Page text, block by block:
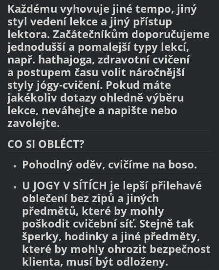
Každému vyhovuje jiné tempo, jiný
styl vedení lekce a jiný přístup
lektora. Začátečníkům doporučujeme
jednodušší a pomalejší typy lekcí,
např. hathajoga, zdravotní cvičení
a postupem času volit náročnější
styly jógy-cvičení. Pokud máte
jakékoliv dotazy ohledně výběru
lekce, neváhejte a napište nebo
zavolejte.
CO SI OBLÉCT?
Pohodlný oděv, cvičíme na boso.
U JOGY V SÍTÍCH je lepší přilehavé
oblečení bez zipů a jiných
předmětů, které by mohly
poškodit cvičební síť. Stejně tak
šperky, hodinky a jiné předměty,
které by mohly ohrozit bezpečnost
klienta, musí být odloženy.